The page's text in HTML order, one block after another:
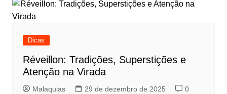
Dicas
Réveillon: Tradições, Superstições e
Atenção na Virada
Malaquias 29 de dezembro de 2025 0